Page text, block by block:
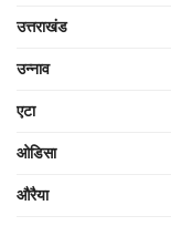
उत्तराखंड
उन्नाव
एटा
ओडिसा
औरैया